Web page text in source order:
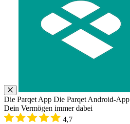
Die Parqet App Die Parqet Android-App
Dein Vermögen immer dabei
4,7